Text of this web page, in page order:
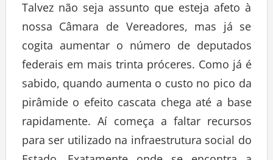
Talvez não seja assunto que esteja afeto à
nossa Câmara de Vereadores, mas já se
cogita aumentar o número de deputados
federais em mais trinta próceres. Como já é
sabido, quando aumenta o custo no pico da
pirâmide o efeito cascata chega até a base
rapidamente. Aí começa a faltar recursos
para ser utilizado na infraestrutura social do